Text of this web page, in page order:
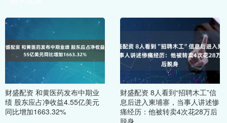
财盛配资 和黄医药发布中期业
绩 股东应占净收益4.55亿美元
同比增加1663.32%
财盛配资 8人看到“招聘木工”信
息后进入柬埔寨，当事人讲述惨
痛经历：他被转卖4次花28万后